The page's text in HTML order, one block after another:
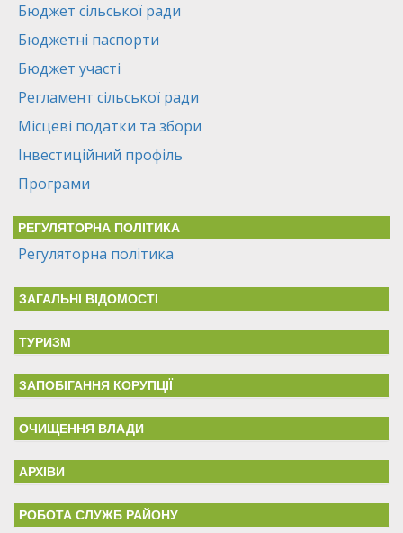
Бюджет сільської ради
Бюджетні паспорти
Бюджет участі
Регламент сільської ради
Місцеві податки та збори
Інвестиційний профіль
Програми
РЕГУЛЯТОРНА ПОЛІТИКА
Регуляторна політика
ЗАГАЛЬНІ ВІДОМОСТІ
ТУРИЗМ
ЗАПОБІГАННЯ КОРУПЦІЇ
ОЧИЩЕННЯ ВЛАДИ
АРХІВИ
РОБОТА СЛУЖБ РАЙОНУ